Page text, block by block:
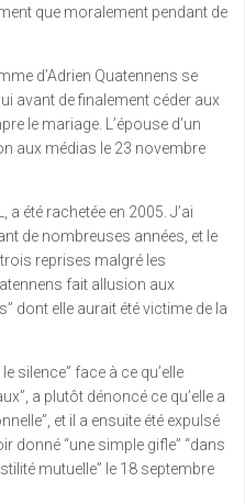
que moralement pendant de
d’Adrien Quatennens se
avant de finalement céder aux
le mariage. L’épouse d’un
aux médias le 23 novembre
a été rachetée en 2005. J’ai
de nombreuses années, et le
reprises malgré les
fait allusion aux
dont elle aurait été victime de la
silence” face à ce qu’elle
a plutôt dénoncé ce qu’elle a
et il a ensuite été expulsé
donné “une simple gifle” “dans
mutuelle” le 18 septembre